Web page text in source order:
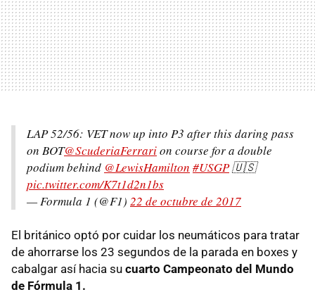
LAP 52/56: VET now up into P3 after this daring pass
on BOT@ScuderiaFerrarion course for a double
podium behind @LewisHamilton #USGP🇺🇸
pic.twitter.com/K7t1d2n1bs
— Formula 1 (@F1) 22 de octubre de 2017
El británico optó por cuidar los neumáticos para tratar
de ahorrarse los 23 segundos de la parada en boxes y
cabalgar así hacia su cuarto Campeonato del Mundo
de Fórmula 1.